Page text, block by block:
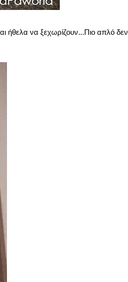
ήθελα να ξεχωρίζουν...Πιο απλό δεν